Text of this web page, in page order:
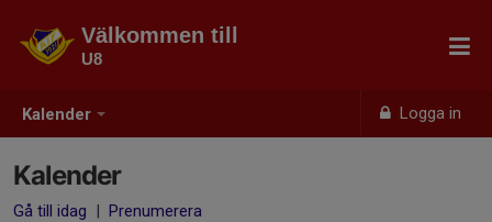
Kalender Logga in
Välkommen till
U8
Kalender
Gå till idag | Prenumerera